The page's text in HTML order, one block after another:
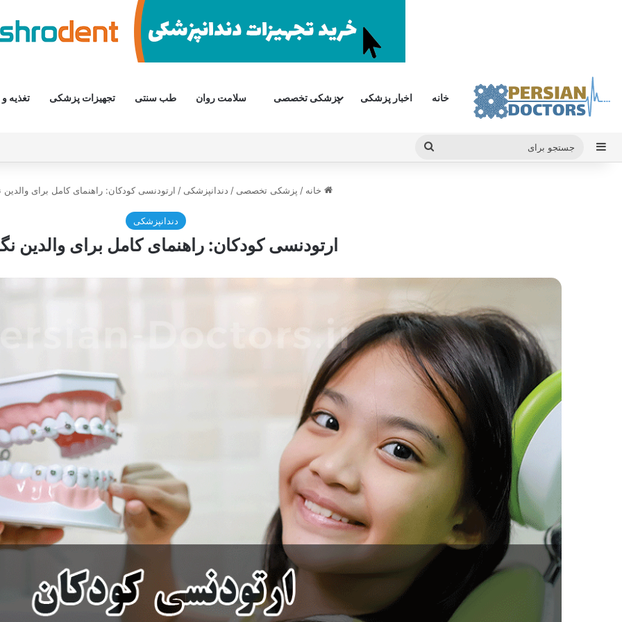
خانه اخبار پزشکی پزشکی تخصصی سلامت روان طب سنتی تجهیزات پزشکی تغذیه
سایدبار
جستجو
خانه / پزشکی تخصصی / دندانپزشکی / ارتودنسی کودکان: راهنمای کامل برای والدین
دندانپزشکی
ارتودنسی کودکان: راهنمای کامل برای والدین